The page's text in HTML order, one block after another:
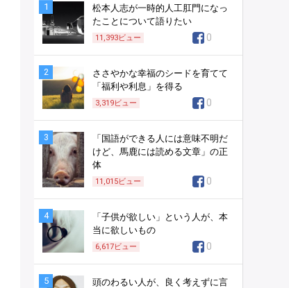
1
松本人志が一時的人工肛門になっ
たことについて語りたい
11,393ビュー 0
2
ささやかな幸福のシードを育てて
「福利や利息」を得る
3,319ビュー 0
3
「国語ができる人には意味不明だ
けど、馬鹿には読める文章」の正
体
11,015ビュー 0
4
「子供が欲しい」という人が、本
当に欲しいもの
6,617ビュー 0
5
頭のわるい人が、良く考えずに言